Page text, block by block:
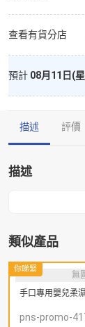
紙
巾
數
量
查看有貨分店
預計 08月11日(
描述 評價
描述
類似產品
你睇緊
無
手口專用嬰兒柔
pns-promo-